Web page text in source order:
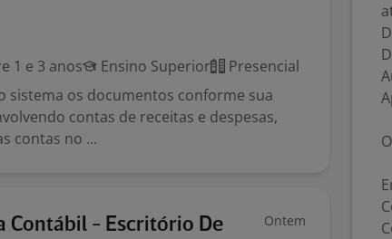
1 e 3 anos Ensino Superior
Presencial
sistema os documentos conforme sua
contas de receitas e despesas,
contas no ...
Contábil - Escritório De
Ontem